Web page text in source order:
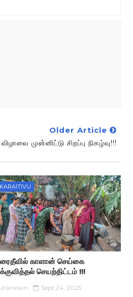
Older Article
முன்னிட்டு சிறப்பு நிகழ்வு!!!
KARAITIVU
காளான் செய்கை
செயற்திட்டம் !!!
Sept 24, 2025